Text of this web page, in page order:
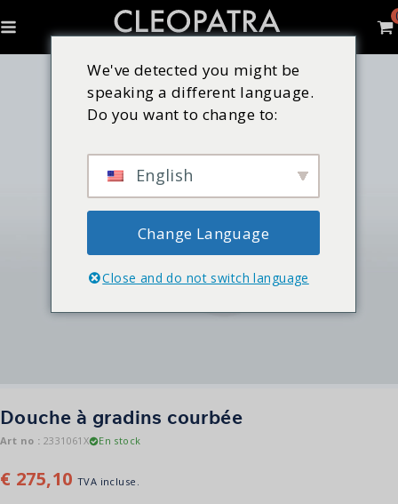
Douche à gradins courbée
Art no : 2331061X En stock
€ 275,10 TVA incluse.
We've detected you might be
speaking a different language.
Do you want to change to:
English
Change Language
Close and do not switch language